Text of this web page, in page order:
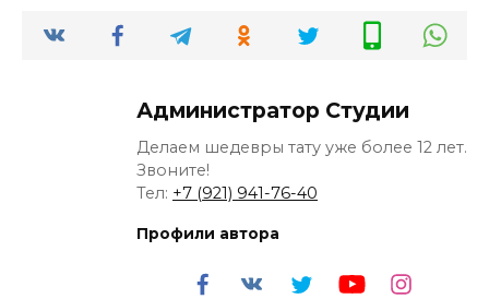
Администратор Студии
Делаем шедевры тату уже более 12 лет.
Звоните!
Тел: +7 (921) 941-76-40
Профили автора